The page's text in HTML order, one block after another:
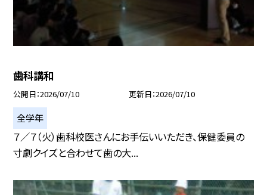
歯科講和
公開日 2026/07/10 更新日 2026/07/10
全学年
７／７（火）歯科校医さんにお手伝いいただき、保健委員の
寸劇クイズと合わせて歯の大...